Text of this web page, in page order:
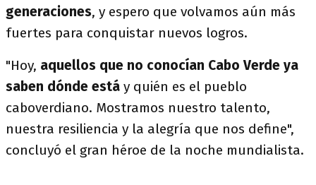
generaciones, y espero que volvamos aún más
fuertes para conquistar nuevos logros.
"Hoy, aquellos que no conocían Cabo Verde ya
saben dónde está y quién es el pueblo
caboverdiano. Mostramos nuestro talento,
nuestra resiliencia y la alegría que nos define",
concluyó el gran héroe de la noche mundialista.